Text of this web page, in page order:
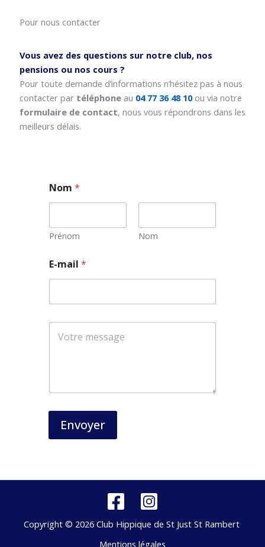
Pour nous contacter
Vous avez des questions sur notre club, nos
pensions ou nos cours ?
Pour toute demande d’informations n’hésitez pas à nous
contacter par téléphoneau 04 77 36 48 10 ou via notre
formulaire de contact, nous vous répondrons dans les
meilleurs délais.
Nom*
Prénom Nom
o
m
E-mail*
Envoyer
Copyright © 2026 Club Hippique de St Just St Rambert
Mentions légales